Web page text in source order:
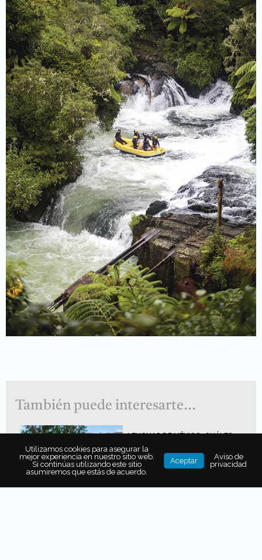
También puede interesarte...
LENGUAS DE MÉXICO: CUÁLES
SON Y DÓNDE SE OYEN LAS
VOCES DE UN MAPA VIVO
Utilizamos cookies para asegurar la
mejor experiencia en nuestro sitio web.
Si continúas utilizando este sitio
asumiremos que estás de acuerdo.
Aceptar
Aviso de
privacidad